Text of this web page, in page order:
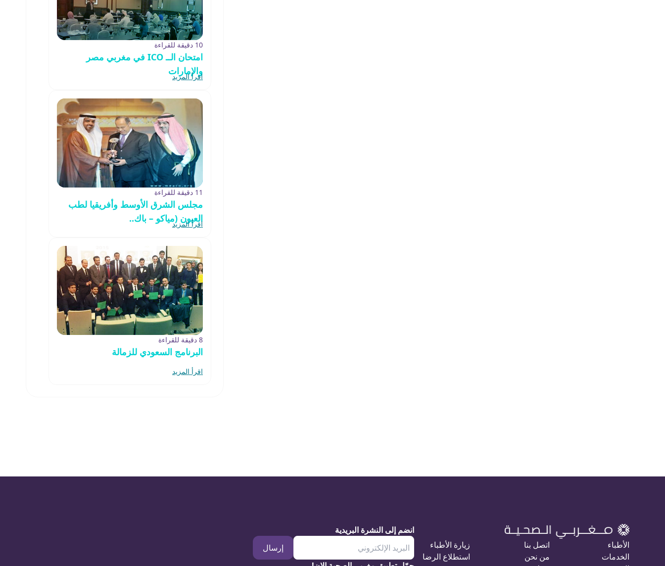
10 دقيقة للقراءة
امتحان الــ ICO في مغربي مصر
والإمارات
اقرأ المزيد
11 دقيقة للقراءة
مجلس الشرق الأوسط وأفريقيا لطب
العيون (مياكو – باك..
اقرأ المزيد
8 دقيقة للقراءة
البرنامج السعودي للزمالة
اقرأ المزيد
الأطباء
الخدمات
اتصل بنا
من نحن
زيارة الأطباء
استطلاع الرضا
انضم إلى النشرة البريدية
إرسال